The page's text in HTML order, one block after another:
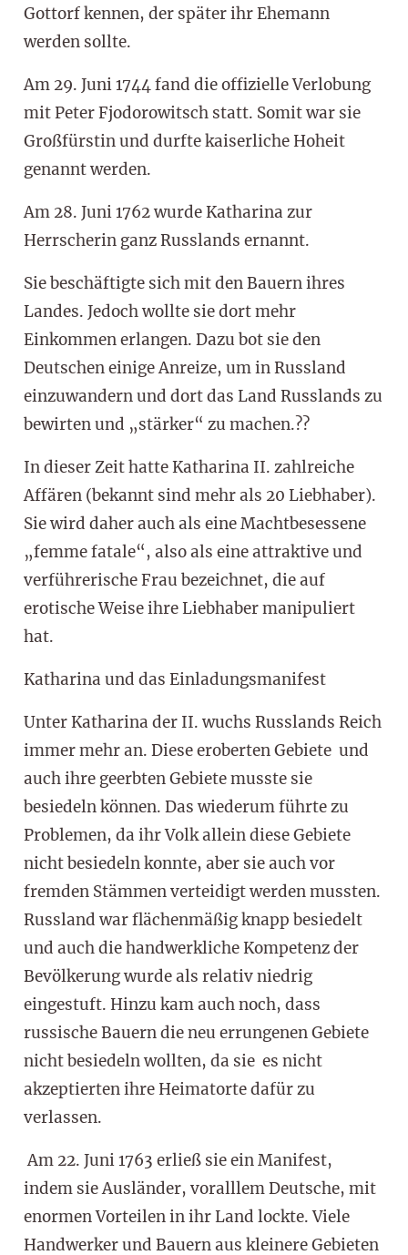
Gottorf kennen, der später ihr Ehemann
werden sollte.
Am 29. Juni 1744 fand die offizielle Verlobung
mit Peter Fjodorowitsch statt. Somit war sie
Großfürstin und durfte kaiserliche Hoheit
genannt werden.
Am 28. Juni 1762 wurde Katharina zur
Herrscherin ganz Russlands ernannt.
Sie beschäftigte sich mit den Bauern ihres
Landes. Jedoch wollte sie dort mehr
Einkommen erlangen. Dazu bot sie den
Deutschen einige Anreize, um in Russland
einzuwandern und dort das Land Russlands zu
bewirten und „stärker“ zu machen.??
In dieser Zeit hatte Katharina II. zahlreiche
Affären (bekannt sind mehr als 20 Liebhaber).
Sie wird daher auch als eine Machtbesessene
„femme fatale“, also als eine attraktive und
verführerische Frau bezeichnet, die auf
erotische Weise ihre Liebhaber manipuliert
hat.
Katharina und das Einladungsmanifest
Unter Katharina der II. wuchs Russlands Reich
immer mehr an. Diese eroberten Gebiete und
auch ihre geerbten Gebiete musste sie
besiedeln können. Das wiederum führte zu
Problemen, da ihr Volk allein diese Gebiete
nicht besiedeln konnte, aber sie auch vor
fremden Stämmen verteidigt werden mussten.
Russland war flächenmäßig knapp besiedelt
und auch die handwerkliche Kompetenz der
Bevölkerung wurde als relativ niedrig
eingestuft. Hinzu kam auch noch, dass
russische Bauern die neu errungenen Gebiete
nicht besiedeln wollten, da sie es nicht
akzeptierten ihre Heimatorte dafür zu
verlassen.
Am 22. Juni 1763 erließ sie ein Manifest,
indem sie Ausländer, voralllem Deutsche, mit
enormen Vorteilen in ihr Land lockte. Viele
Handwerker und Bauern aus kleinere Gebieten